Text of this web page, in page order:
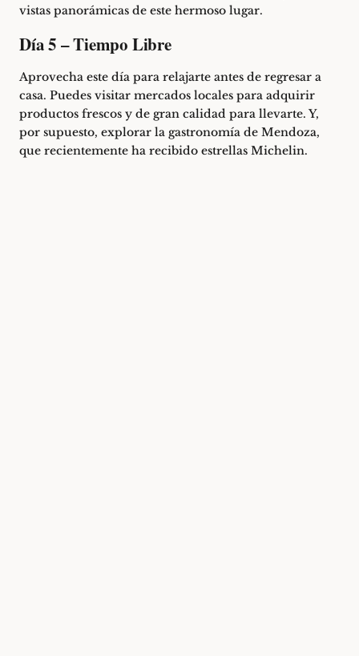
vistas panorámicas de este hermoso lugar.
Día 5 – Tiempo Libre
Aprovecha este día para relajarte antes de regresar a
casa. Puedes visitar mercados locales para adquirir
productos frescos y de gran calidad para llevarte. Y,
por supuesto, explorar la gastronomía de Mendoza,
que recientemente ha recibido estrellas Michelin.